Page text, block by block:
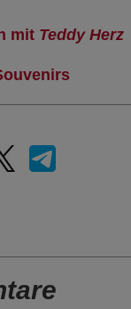
mit Teddy Herz